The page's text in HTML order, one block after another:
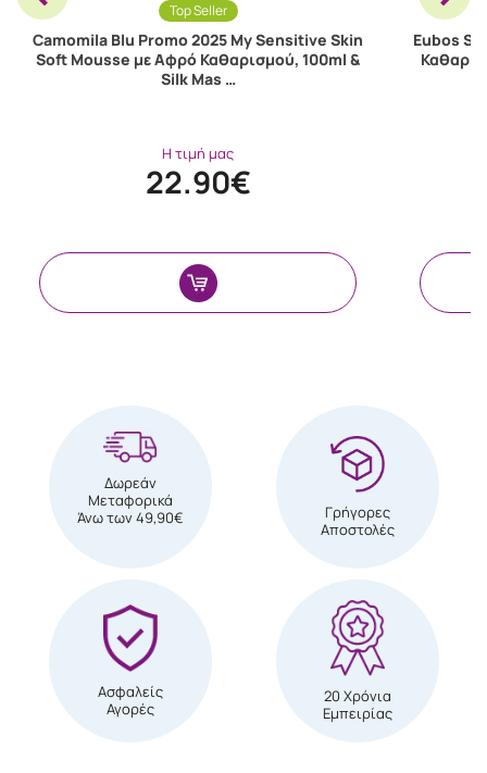
Top Seller
Camomila Blu Promo 2025 My Sensitive Skin
Soft Mousse με Αφρό Καθαρισμού, 100ml &
Silk Mas …
Η τιμή μας
22.90€
Eubos
Δωρεάν
Μεταφορικά
Άνω των 49,90€
Γρήγορες
Αποστολές
Ασφαλείς
Αγορές
20 Χρόνια
Εμπειρίας